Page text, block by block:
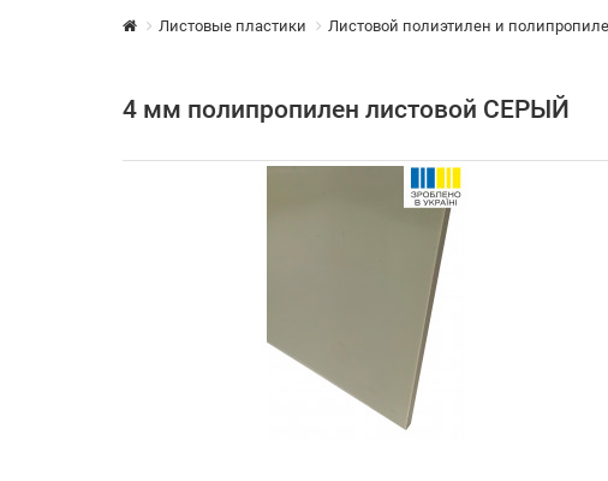
Листовые пластики Листовой полиэтилен и
4 мм полипропилен листовой СЕРЫЙ